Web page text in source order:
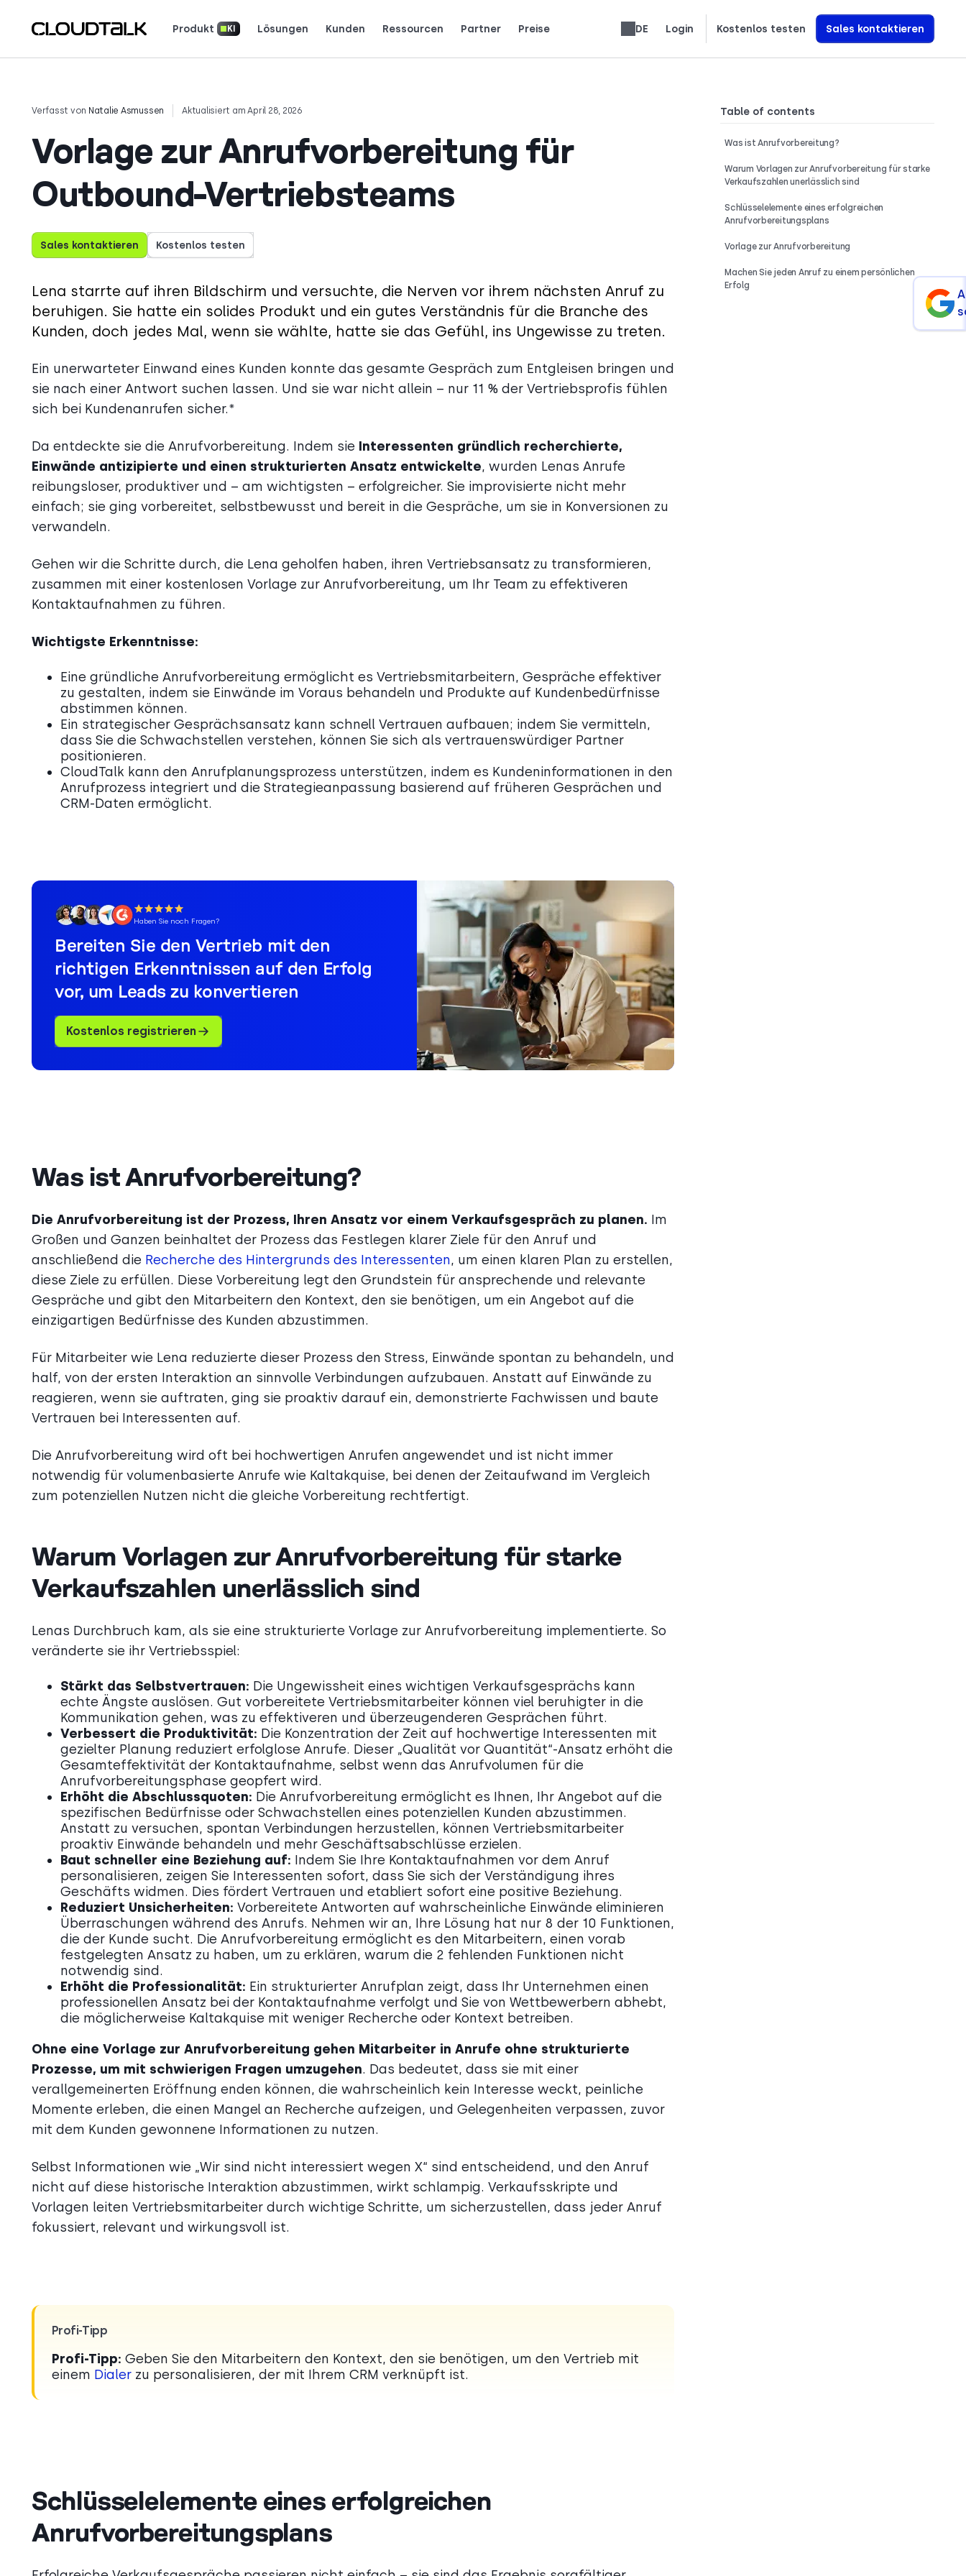
Produkt KI Lösungen Kunden Ressourcen Partner Preise DE Login Kostenlos testen Sales kontaktieren
Table of contents
Was ist Anrufvorbereitung?
Warum Vorlagen zur Anrufvorbereitung für starke
Verkaufszahlen unerlässlich sind
Schlüsselelemente eines erfolgreichen
Anrufvorbereitungsplans
Vorlage zur Anrufvorbereitung
Machen Sie jeden Anruf zu einem persönlichen
Erfolg
Verfasst von Natalie Asmussen Aktualisiert am April 28, 2026
Vorlage zur Anrufvorbereitung für
Outbound-Vertriebsteams
Sales kontaktieren Kostenlos testen
Lena starrte auf ihren Bildschirm und versuchte, die Nerven vor ihrem nächsten Anruf zu
beruhigen. Sie hatte ein solides Produkt und ein gutes Verständnis für die Branche des
Kunden, doch jedes Mal, wenn sie wählte, hatte sie das Gefühl, ins Ungewisse zu treten.
Ein unerwarteter Einwand eines Kunden konnte das gesamte Gespräch zum Entgleisen bringen und
sie nach einer Antwort suchen lassen. Und sie war nicht allein – nur 11 % der Vertriebsprofis fühlen
sich bei Kundenanrufen sicher.*
Da entdeckte sie die Anrufvorbereitung. Indem sie Interessenten gründlich recherchierte,
Einwände antizipierte und einen strukturierten Ansatz entwickelte, wurden Lenas Anrufe
reibungsloser, produktiver und – am wichtigsten – erfolgreicher. Sie improvisierte nicht mehr
einfach; sie ging vorbereitet, selbstbewusst und bereit in die Gespräche, um sie in Konversionen zu
verwandeln.
Gehen wir die Schritte durch, die Lena geholfen haben, ihren Vertriebsansatz zu transformieren,
zusammen mit einer kostenlosen Vorlage zur Anrufvorbereitung, um Ihr Team zu effektiveren
Kontaktaufnahmen zu führen.
Wichtigste Erkenntnisse:
Eine gründliche Anrufvorbereitung ermöglicht es Vertriebsmitarbeitern, Gespräche effektiver
zu gestalten, indem sie Einwände im Voraus behandeln und Produkte auf Kundenbedürfnisse
abstimmen können.
Ein strategischer Gesprächsansatz kann schnell Vertrauen aufbauen; indem Sie vermitteln,
dass Sie die Schwachstellen verstehen, können Sie sich als vertrauenswürdiger Partner
positionieren.
CloudTalk kann den Anrufplanungsprozess unterstützen, indem es Kundeninformationen in den
Anrufprozess integriert und die Strategieanpassung basierend auf früheren Gesprächen und
CRM-Daten ermöglicht.
Haben Sie noch Fragen?
Bereiten Sie den Vertrieb mit den
richtigen Erkenntnissen auf den Erfolg
vor, um Leads zu konvertieren
Kostenlos registrieren
Was ist Anrufvorbereitung?
Die Anrufvorbereitung ist der Prozess, Ihren Ansatz vor einem Verkaufsgespräch zu planen. Im
Großen und Ganzen beinhaltet der Prozess das Festlegen klarer Ziele für den Anruf und
anschließend die Recherche des Hintergrunds des Interessenten, um einen klaren Plan zu erstellen,
diese Ziele zu erfüllen. Diese Vorbereitung legt den Grundstein für ansprechende und relevante
Gespräche und gibt den Mitarbeitern den Kontext, den sie benötigen, um ein Angebot auf die
einzigartigen Bedürfnisse des Kunden abzustimmen.
Für Mitarbeiter wie Lena reduzierte dieser Prozess den Stress, Einwände spontan zu behandeln, und
half, von der ersten Interaktion an sinnvolle Verbindungen aufzubauen. Anstatt auf Einwände zu
reagieren, wenn sie auftraten, ging sie proaktiv darauf ein, demonstrierte Fachwissen und baute
Vertrauen bei Interessenten auf.
Die Anrufvorbereitung wird oft bei hochwertigen Anrufen angewendet und ist nicht immer
notwendig für volumenbasierte Anrufe wie Kaltakquise, bei denen der Zeitaufwand im Vergleich
zum potenziellen Nutzen nicht die gleiche Vorbereitung rechtfertigt.
Warum Vorlagen zur Anrufvorbereitung für starke
Verkaufszahlen unerlässlich sind
Lenas Durchbruch kam, als sie eine strukturierte Vorlage zur Anrufvorbereitung implementierte. So
veränderte sie ihr Vertriebsspiel:
Stärkt das Selbstvertrauen: Die Ungewissheit eines wichtigen Verkaufsgesprächs kann
echte Ängste auslösen. Gut vorbereitete Vertriebsmitarbeiter können viel beruhigter in die
Kommunikation gehen, was zu effektiveren und überzeugenderen Gesprächen führt.
Verbessert die Produktivität: Die Konzentration der Zeit auf hochwertige Interessenten mit
gezielter Planung reduziert erfolglose Anrufe. Dieser „Qualität vor Quantität“-Ansatz erhöht die
Gesamteffektivität der Kontaktaufnahme, selbst wenn das Anrufvolumen für die
Anrufvorbereitungsphase geopfert wird.
Erhöht die Abschlussquoten: Die Anrufvorbereitung ermöglicht es Ihnen, Ihr Angebot auf die
spezifischen Bedürfnisse oder Schwachstellen eines potenziellen Kunden abzustimmen.
Anstatt zu versuchen, spontan Verbindungen herzustellen, können Vertriebsmitarbeiter
proaktiv Einwände behandeln und mehr Geschäftsabschlüsse erzielen.
Baut schneller eine Beziehung auf: Indem Sie Ihre Kontaktaufnahmen vor dem Anruf
personalisieren, zeigen Sie Interessenten sofort, dass Sie sich der Verständigung ihres
Geschäfts widmen. Dies fördert Vertrauen und etabliert sofort eine positive Beziehung.
Reduziert Unsicherheiten: Vorbereitete Antworten auf wahrscheinliche Einwände eliminieren
Überraschungen während des Anrufs. Nehmen wir an, Ihre Lösung hat nur 8 der 10 Funktionen,
die der Kunde sucht. Die Anrufvorbereitung ermöglicht es den Mitarbeitern, einen vorab
festgelegten Ansatz zu haben, um zu erklären, warum die 2 fehlenden Funktionen nicht
notwendig sind.
Erhöht die Professionalität: Ein strukturierter Anrufplan zeigt, dass Ihr Unternehmen einen
professionellen Ansatz bei der Kontaktaufnahme verfolgt und Sie von Wettbewerbern abhebt,
die möglicherweise Kaltakquise mit weniger Recherche oder Kontext betreiben.
Ohne eine Vorlage zur Anrufvorbereitung gehen Mitarbeiter in Anrufe ohne strukturierte
Prozesse, um mit schwierigen Fragen umzugehen. Das bedeutet, dass sie mit einer
verallgemeinerten Eröffnung enden können, die wahrscheinlich kein Interesse weckt, peinliche
Momente erleben, die einen Mangel an Recherche aufzeigen, und Gelegenheiten verpassen, zuvor
mit dem Kunden gewonnene Informationen zu nutzen.
Selbst Informationen wie „Wir sind nicht interessiert wegen X“ sind entscheidend, und den Anruf
nicht auf diese historische Interaktion abzustimmen, wirkt schlampig. Verkaufsskripte und
Vorlagen leiten Vertriebsmitarbeiter durch wichtige Schritte, um sicherzustellen, dass jeder Anruf
fokussiert, relevant und wirkungsvoll ist.
Profi-Tipp
Profi-Tipp: Geben Sie den Mitarbeitern den Kontext, den sie benötigen, um den Vertrieb mit
einem Dialer zu personalisieren, der mit Ihrem CRM verknüpft ist.
Schlüsselelemente eines erfolgreichen
Anrufvorbereitungsplans